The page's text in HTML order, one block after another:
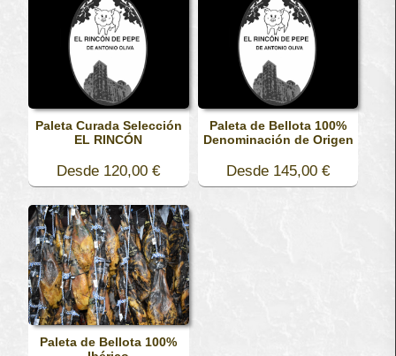
Paleta Curada Selección
EL RINCÓN
Desde 120,00 €
Paleta de Bellota 100%
Denominación de Origen
Desde 145,00 €
Paleta de Bellota 100%